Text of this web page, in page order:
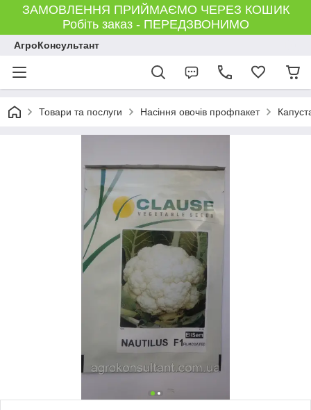
ЗАМОВЛЕННЯ ПРИЙМАЄМО ЧЕРЕЗ КОШИК
Робіть заказ - ПЕРЕДЗВОНИМО
АгроКонсультант
Товари та послуги Насіння овочів профпакет